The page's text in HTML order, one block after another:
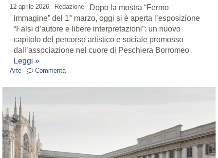
12 aprile 2026 Redazione
Dopo la mostra “Fermo
immagine” del 1° marzo, oggi si è aperta l’esposizione
“Falsi d’autore e libere interpretazioni”: un nuovo
capitolo del percorso artistico e sociale promosso
dall’associazione nel cuore di Peschiera Borromeo
Leggi »
Arte Commenta